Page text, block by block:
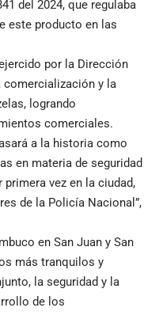
del 2024, que regulaba
este producto en las
por la Dirección
comercialización y la
logrando
comerciales.
a la historia como
en materia de seguridad
vez en la ciudad,
de la Policía Nacional”,
en San Juan y San
más tranquilos y
la seguridad y la
de los